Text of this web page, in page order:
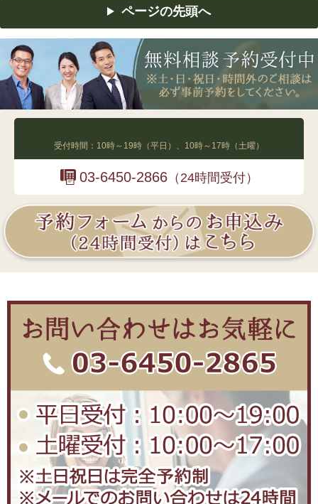
ページの先頭へ
受付時間：10時～19時（平日）、10時～17時（土曜）
03-6450-2866（24時間受付）